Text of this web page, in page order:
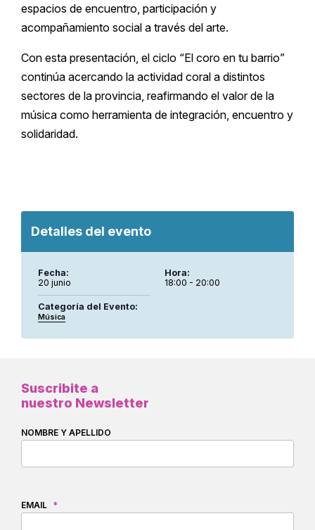
espacios de encuentro, participación y
acompañamiento social a través del arte.
Con esta presentación, el ciclo “El coro en tu barrio”
continúa acercando la actividad coral a distintos
sectores de la provincia, reafirmando el valor de la
música como herramienta de integración, encuentro y
solidaridad.
Detalles del evento
Fecha:
20 junio
Hora:
18:00 - 20:00
Categoría del Evento:
Música
Suscribite a
nuestro Newsletter
NOMBRE Y APELLIDO
EMAIL *